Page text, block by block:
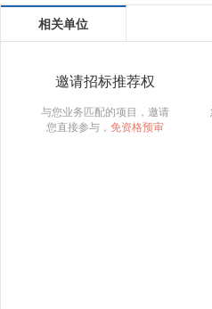
相关单位
邀请招标推荐权
与您业务匹配的项目，邀请
您直接参与， 免资格预审